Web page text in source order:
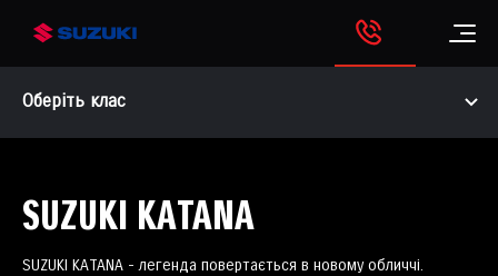
Оберіть клас
SUZUKI KATANA
SUZUKI KATANA - легенда повертається в новому обличчі.